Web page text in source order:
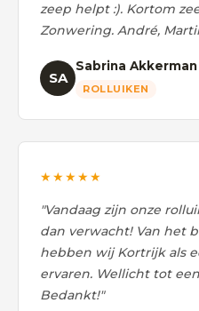
zeep helpt :). Kortom
Zonwering. André,
SA
Sabrina Akkerman
ROLLUIKEN
★★★★★
"Vandaag zijn onze
dan verwacht! Van het
hebben wij Kortrijk als
ervaren. Wellicht tot
Bedankt!"